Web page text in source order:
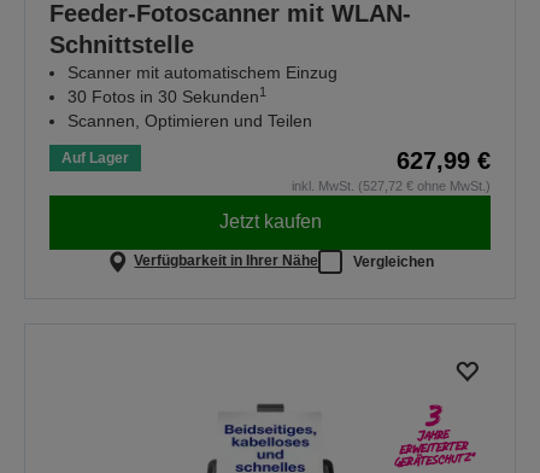
Feeder-Fotoscanner mit WLAN-
Schnittstelle
Scanner mit automatischem Einzug
30 Fotos in 30 Sekunden1
Scannen, Optimieren und Teilen
Auf Lager 627,99 €
inkl. MwSt. (527,72 € ohne MwSt.)
Jetzt kaufen
Verfügbarkeit in Ihrer Nähe Vergleichen